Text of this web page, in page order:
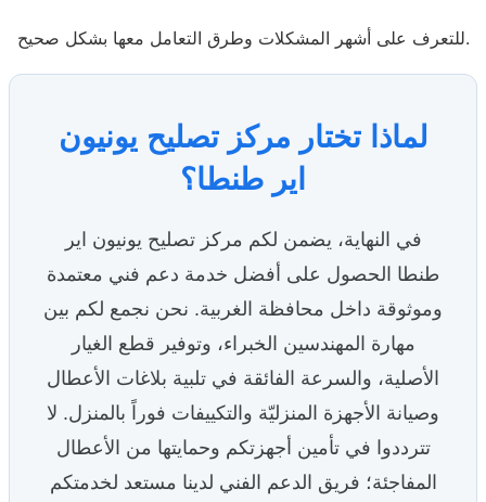
للتعرف على أشهر المشكلات وطرق التعامل معها بشكل صحيح.
لماذا تختار مركز تصليح يونيون
اير طنطا؟
في النهاية، يضمن لكم مركز تصليح يونيون اير
طنطا الحصول على أفضل خدمة دعم فني معتمدة
وموثوقة داخل محافظة الغربية. نحن نجمع لكم بين
مهارة المهندسين الخبراء، وتوفير قطع الغيار
الأصلية، والسرعة الفائقة في تلبية بلاغات الأعطال
وصيانة الأجهزة المنزليّة والتكييفات فوراً بالمنزل. لا
تترددوا في تأمين أجهزتكم وحمايتها من الأعطال
المفاجئة؛ فريق الدعم الفني لدينا مستعد لخدمتكم